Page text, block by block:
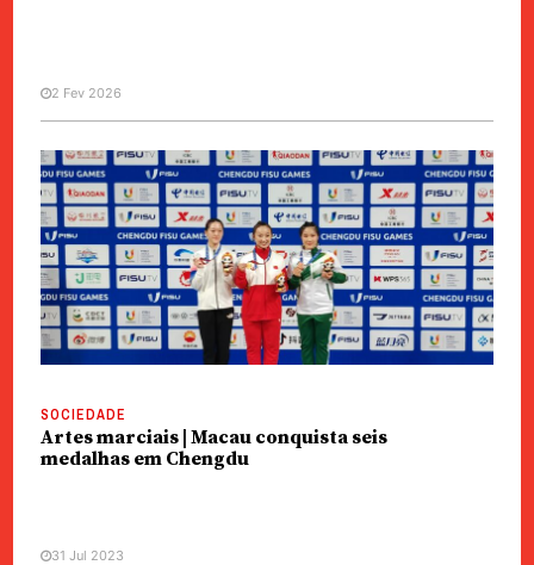
POLÍTICA
Após distinção Lawrence Ho
destacou investimentos não jogo
2 Fev 2026
SOCIEDADE
Artes marciais | Macau conquista seis
medalhas em Chengdu
31 Jul 2023